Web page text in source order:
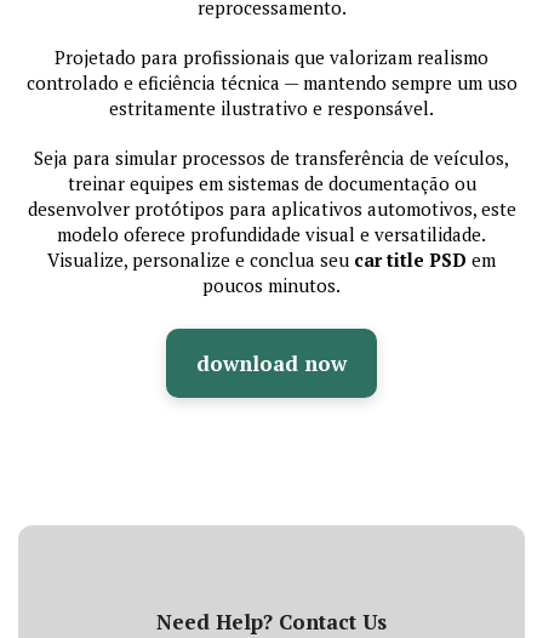
reprocessamento.
Projetado para profissionais que valorizam realismo
controlado e eficiência técnica — mantendo sempre um uso
estritamente ilustrativo e responsável.
Seja para simular processos de transferência de veículos,
treinar equipes em sistemas de documentação ou
desenvolver protótipos para aplicativos automotivos, este
modelo oferece profundidade visual e versatilidade.
Visualize, personalize e conclua seu car title PSD em
poucos minutos.
download now
Need Help? Contact Us